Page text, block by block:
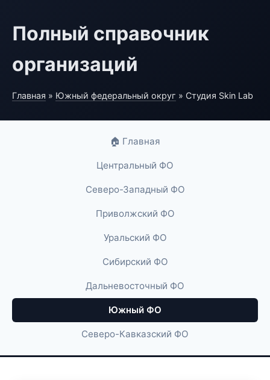
Полный справочник
организаций
Главная » Южный федеральный округ » Студия Skin Lab
🏠 Главная
Центральный ФО
Северо-Западный ФО
Приволжский ФО
Уральский ФО
Сибирский ФО
Дальневосточный ФО
Южный ФО
Северо-Кавказский ФО